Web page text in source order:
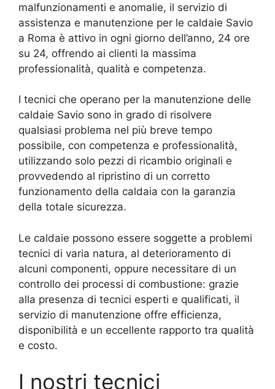
malfunzionamenti e anomalie, il servizio di
assistenza e manutenzione per le caldaie Savio
a Roma è attivo in ogni giorno dell’anno, 24 ore
su 24, offrendo ai clienti la massima
professionalità, qualità e competenza.
I tecnici che operano per la manutenzione delle
caldaie Savio sono in grado di risolvere
qualsiasi problema nel più breve tempo
possibile, con competenza e professionalità,
utilizzando solo pezzi di ricambio originali e
provvedendo al ripristino di un corretto
funzionamento della caldaia con la garanzia
della totale sicurezza.
Le caldaie possono essere soggette a problemi
tecnici di varia natura, al deterioramento di
alcuni componenti, oppure necessitare di un
controllo dei processi di combustione: grazie
alla presenza di tecnici esperti e qualificati, il
servizio di manutenzione offre efficienza,
disponibilità e un eccellente rapporto tra qualità
e costo.
I nostri tecnici